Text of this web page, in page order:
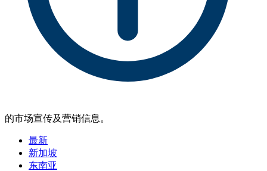
的市场宣传及营销信息。
最新
新加坡
东南亚